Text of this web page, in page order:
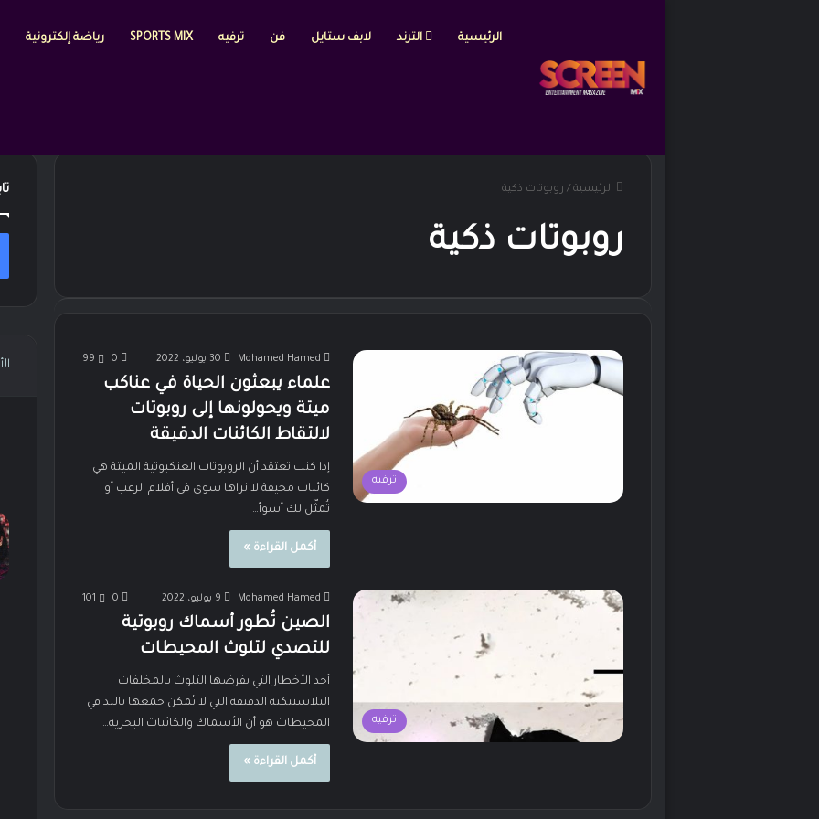
الرئيسية الترند لابف ستايل فن ترفيه SPORTS MIX رياضة إلكترونية
الرئيسية / روبوتات ذكية
روبوتات ذكية
ترفيه
Mohamed Hamed 30 يوليو، 2022 0
99
علماء يبعثون الحياة في عناكب
ميتة ويحولونها إلى روبوتات
لالتقاط الكائنات الدقيقة
إذا كنت تعتقد أن الروبوتات العنكبوتية الميتة هي
كائنات مخيفة لا نراها سوى في أفلام الرعب أو
تُمثّل لك أسوأ…
أكمل القراءة »
ترفيه
Mohamed Hamed 9 يوليو، 2022 0
101
الصين تُطور أسماك روبوتية
للتصدي لتلوث المحيطات
أحد الأخطار التي يفرضها التلوث بالمخلفات
البلاستيكية الدقيقة التي لا يُمكن جمعها باليد في
المحيطات هو أن الأسماك والكائنات البحرية…
أكمل القراءة »